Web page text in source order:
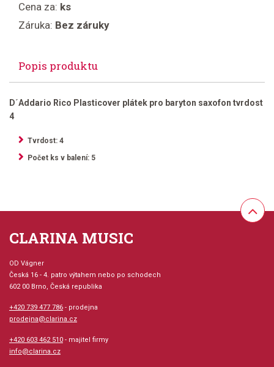
Cena za: ks
Záruka: Bez záruky
Popis produktu
D´Addario Rico Plasticover plátek pro baryton saxofon tvrdost
4
Tvrdost: 4
Počet ks v balení: 5
CLARINA MUSIC
OD Vágner
Česká 16 - 4. patro výtahem nebo po schodech
602 00 Brno, Česká republika
+420 739 477 786 - prodejna
prodejna@clarina.cz
+420 603 462 510 - majitel firmy
info@clarina.cz